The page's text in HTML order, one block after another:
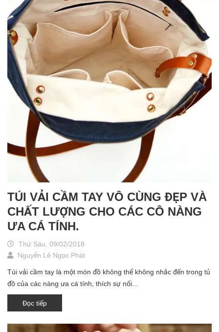
TÚI VẢI CẦM TAY VÔ CÙNG ĐẸP VÀ
CHẤT LƯỢNG CHO CÁC CÔ NÀNG
ƯA CÁ TÍNH.
Thứ Sáu, 09/02/2018
Nguyễn Lê Ngọc Phát
Túi vải cầm tay là một món đồ không thể không nhắc đến trong tủ
đồ của các nàng ưa cá tính, thích sự nổi...
Đọc tiếp